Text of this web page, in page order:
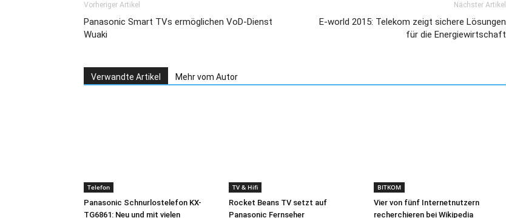
Vorheriger Artikel
Panasonic Smart TVs ermöglichen VoD-Dienst
Wuaki
Nächster Artikel
E-world 2015: Telekom zeigt sichere Lösungen
für die Energiewirtschaft
Verwandte Artikel Mehr vom Autor
Telefon
Panasonic Schnurlostelefon KX-
TG6861: Neu und mit vielen
TV & Hifi
Rocket Beans TV setzt auf
Panasonic Fernseher
BITKOM
Vier von fünf Internetnutzern
recherchieren bei Wikipedia